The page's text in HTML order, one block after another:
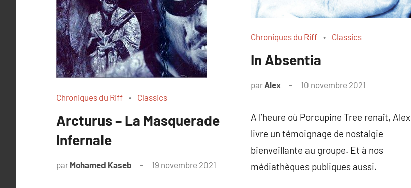
Chroniques du Riff Classics
Arcturus – La Masquerade
Infernale
par Mohamed Kaseb 19 novembre 2021
Chroniques du Riff Classics
In Absentia
par Alex 10 novembre 2021
A l’heure où Porcupine Tree renaît, Alex
livre un témoignage de nostalgie
bienveillante au groupe. Et à nos
médiathèques publiques aussi.